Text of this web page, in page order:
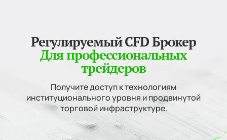
Регулируемый CFD Брокер
Для профессиональных
трейдеров
Получите доступ к технологиям
институционального уровня и продвинутой
торговой инфраструктуре.